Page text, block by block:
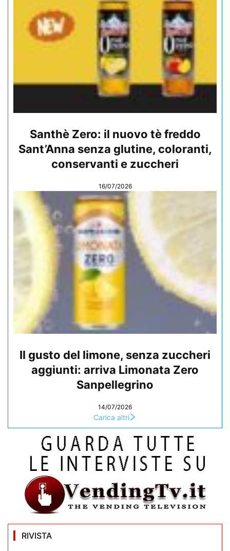
Santhè Zero: il nuovo tè freddo
Sant’Anna senza glutine, coloranti,
conservanti e zuccheri
16/07/2026
Il gusto del limone, senza zuccheri
aggiunti: arriva Limonata Zero
Sanpellegrino
14/07/2026
Carica altri
RIVISTA